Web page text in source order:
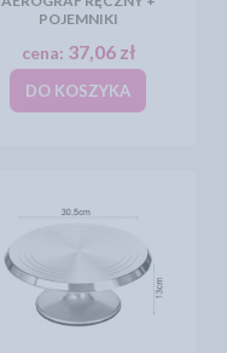
POJEMNIKI
cena: 37,06 zł
DO KOSZYKA